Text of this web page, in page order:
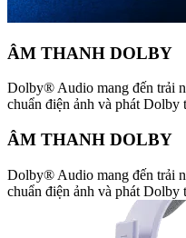
ÂM THANH DOLBY
Dolby® Audio mang đến trải
chuẩn điện ảnh và phát Dolby
ÂM THANH DOLBY
Dolby® Audio mang đến trải
chuẩn điện ảnh và phát Dolby